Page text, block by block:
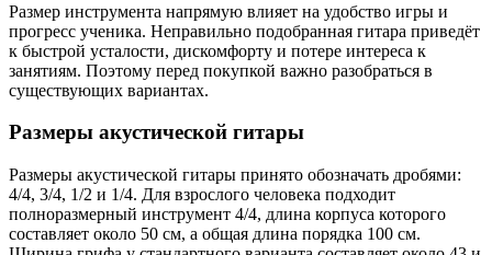
Размер инструмента напрямую влияет на удобство игры и
прогресс ученика. Неправильно подобранная гитара приведёт
к быстрой усталости, дискомфорту и потере интереса к
занятиям. Поэтому перед покупкой важно разобраться в
существующих вариантах.
Размеры акустической гитары
Размеры акустической гитары принято обозначать дробями:
4/4, 3/4, 1/2 и 1/4. Для взрослого человека подходит
полноразмерный инструмент 4/4, длина корпуса которого
составляет около 50 см, а общая длина порядка 100 см.